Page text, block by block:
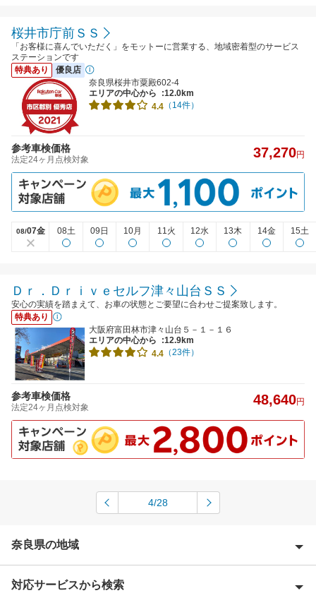
桜井市庁前ＳＳ
「お客様に喜んでいただく」をモットーに営業する、地域密着型のサービス
ステーションです
特典あり
優良店
奈良県桜井市粟殿602-4
エリアの中心から
:12.0km
4.4 （14件）
参考車検価格
法定24ヶ月点検対象 37,270円
08/07金 08土 09日 10月 11火 12水 13木 14金 15土
Ｄｒ．Ｄｒｉｖｅセルフ津々山台ＳＳ
安心の実績を踏まえて、お車の状態とご要望に合わせご提案致します。
特典あり
大阪府富田林市津々山台５－１－１６
エリアの中心から
:12.9km
4.4 （23件）
参考車検価格
法定24ヶ月点検対象 48,640円
4/28
奈良県の地域
生駒郡
対応サービスから検索